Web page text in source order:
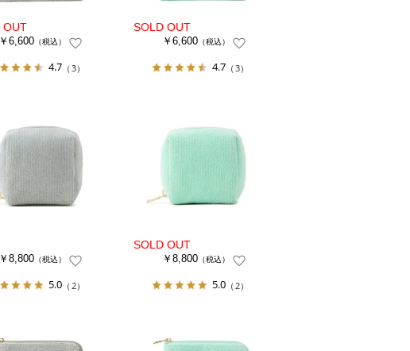
￥6,600（税込）
4.7 （3）
￥6,600（税込）
4.7 （3）
￥8,800（税込）
5.0 （2）
￥8,800（税込）
5.0 （2）